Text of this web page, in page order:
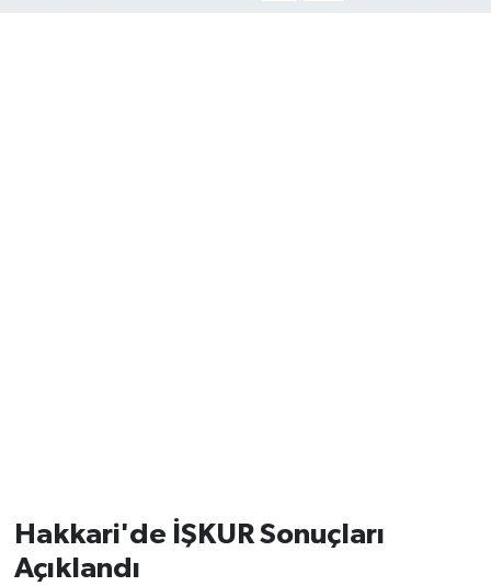
Hakkari'de İŞKUR Sonuçları
Açıklandı